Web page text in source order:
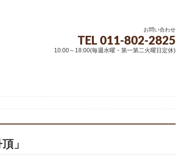
お問い合わせ
TEL 011-802-2825
10:00～18:00(毎週水曜・第一第二火曜日定休)
」